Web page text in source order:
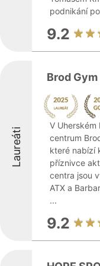
podnikání
9.2
Laureáti
Brod Gym
V Uherském
centrum
které nabízí
příznivce
centra jsou
ATX a
...
9.2